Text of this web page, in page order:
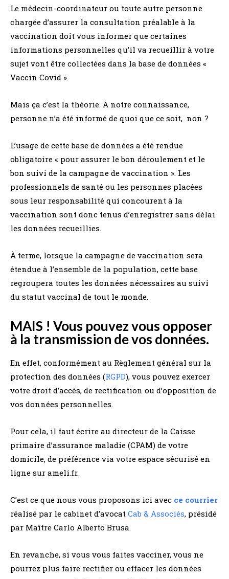
Le médecin-coordinateur ou toute autre personne
chargée d’assurer la consultation préalable à la
vaccination doit vous informer que certaines
informations personnelles qu’il va recueillir à votre
sujet vont être collectées dans la base de données «
Vaccin Covid ».
Mais ça c’est la théorie. A notre connaissance,
personne n’a été informé de quoi que ce soit, non ?
L’usage de cette base de données a été rendue
obligatoire « pour assurer le bon déroulement et le
bon suivi de la campagne de vaccination ». Les
professionnels de santé ou les personnes placées
sous leur responsabilité qui concourent à la
vaccination sont donc tenus d’enregistrer sans délai
les données recueillies.
À terme, lorsque la campagne de vaccination sera
étendue à l’ensemble de la population, cette base
regroupera toutes les données nécessaires au suivi
du statut vaccinal de tout le monde.
MAIS ! Vous pouvez vous opposer
à la transmission de vos données.
En effet, conformément au Règlement général sur la
protection des données (RGPD), vous pouvez exercer
votre droit d’accès, de rectification ou d’opposition de
vos données personnelles.
Pour cela, il faut écrire au directeur de la Caisse
primaire d’assurance maladie (CPAM) de votre
domicile, de préférence via votre espace sécurisé en
ligne sur ameli.fr.
C’est ce que nous vous proposons ici avec ce courrier
réalisé par le cabinet d’avocat Cab & Associés, présidé
par Maître Carlo Alberto Brusa.
En revanche, si vous vous faites vacciner, vous ne
pourrez plus faire rectifier ou effacer les données